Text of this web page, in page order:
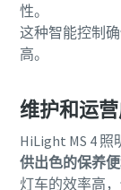
性。
这种智能控制
高。
维护和运
HiLight MS 4
供出色的保养便
灯车的效率高